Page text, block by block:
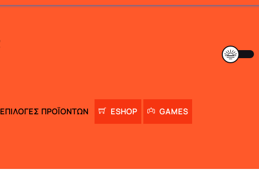
ΕΠΙΛΟΓΈΣ ΠΡΟΪΌΝΤΩΝ ESHOP GAMES